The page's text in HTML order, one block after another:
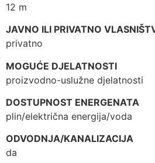
12 m
JAVNO ILI PRIVATNO
privatno
MOGUĆE DJELATNOSTI
proizvodno-uslužne djelatnosti
DOSTUPNOST ENERGENATA
plin/električna energija/voda
ODVODNJA/KANALIZACIJA
da